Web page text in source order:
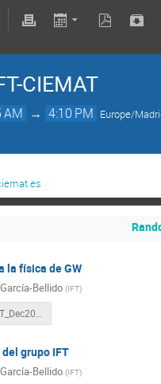
CIEMAT
AM → 4:10 PM Europe/
la física de GW
Bellido (IFT)
grupo IFT
Bellido (IFT)